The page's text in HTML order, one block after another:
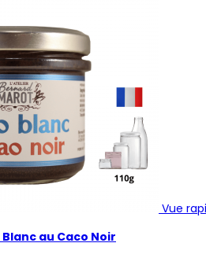
Vue
au Caco Noir